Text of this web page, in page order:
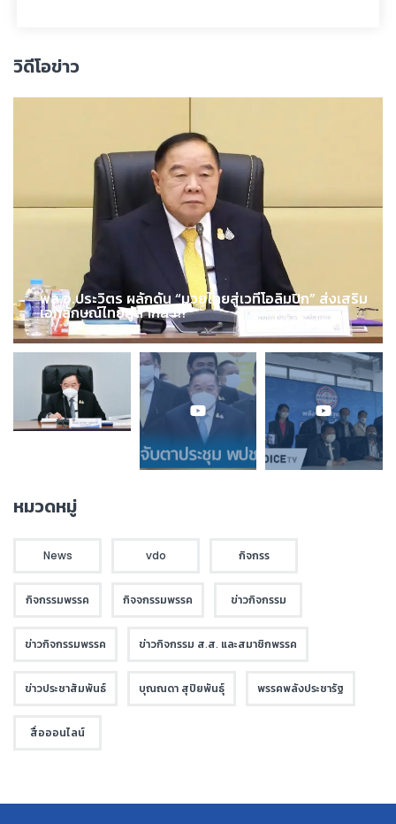
วิดีโอข่าว
พล.อ.ประวิตร ผลักดัน “มวยไทยสู่เวทีโอลิมปิก” ส่งเสริม
เอกลักษณ์ไทยสู่สากล !!!
หมวดหมู่
News vdo กิจกรร
กิจกรรมพรรค กิจจกรรมพรรค ข่าวกิจกรรม
ข่าวกิจกรรมพรรค ข่าวกิจกรรม ส.ส. และสมาชิกพรรค
ข่าวประชาสัมพันธ์ บุณณดา สุปิยพันธุ์ พรรคพลังประชารัฐ
สื่อออนไลน์